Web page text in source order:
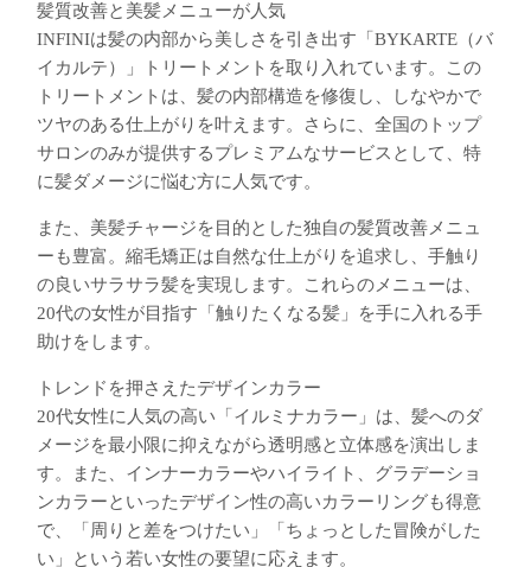
髪質改善と美髪メニューが人気
INFINIは髪の内部から美しさを引き出す「BYKARTE（バ
イカルテ）」トリートメントを取り入れています。この
トリートメントは、髪の内部構造を修復し、しなやかで
ツヤのある仕上がりを叶えます。さらに、全国のトップ
サロンのみが提供するプレミアムなサービスとして、特
に髪ダメージに悩む方に人気です。
また、美髪チャージを目的とした独自の髪質改善メニュ
ーも豊富。縮毛矯正は自然な仕上がりを追求し、手触り
の良いサラサラ髪を実現します。これらのメニューは、
20代の女性が目指す「触りたくなる髪」を手に入れる手
助けをします。
トレンドを押さえたデザインカラー
20代女性に人気の高い「イルミナカラー」は、髪へのダ
メージを最小限に抑えながら透明感と立体感を演出しま
す。また、インナーカラーやハイライト、グラデーショ
ンカラーといったデザイン性の高いカラーリングも得意
で、「周りと差をつけたい」「ちょっとした冒険がした
い」という若い女性の要望に応えます。